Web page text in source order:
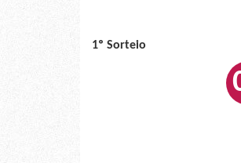
1º Sorteio